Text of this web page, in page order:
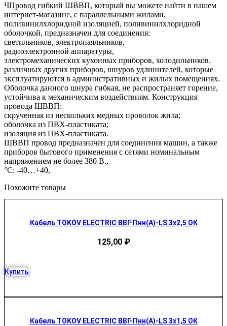
ЧПровод гибкий ШВВП, который вы можете найти в нашем
интернет-магазине, с параллельными жилами,
поливинилхлоридной изоляцией, поливинилхлоридной
оболочкой, предназначен для соединения:
светильников, электропаяльников,
радиоэлектронной аппаратуры,
электромеханических кухонных приборов, холодильников.
различных других приборов, шнуров удлинителей, которые
эксплуатируются в административных и жилых помещениях.
Оболочка данного шнура гибкая, не распространяет горение,
устойчива к механическим воздействиям. Конструкция
провода ШВВП:
скрученная из нескольких медных проволок жила;
оболочка из ПВХ-пластиката;
изоляция из ПВХ-пластиката.
ШВВП провод предназначен для соединения машин, а также
приборов бытового применения с сетями номинальным
напряжением не более 380 В.,
°С: -40…+40,
Похожите товары
Кабель TOKOV ELECTRIC ВВГ-Пнн(А)-LS 3х2,5 ОК
125,00 ₽
Купить
Кабель TOKOV ELECTRIC ВВГ-Пнн(А)-LS 3х1,5 ОК